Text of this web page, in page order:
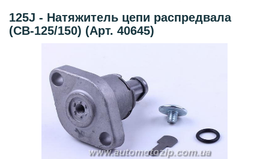
125J - Натяжитель цепи распредвала
(СВ-125/150) (Арт. 40645)